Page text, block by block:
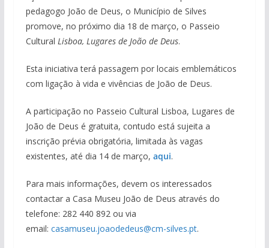
pedagogo João de Deus, o Município de Silves
promove, no próximo dia 18 de março, o Passeio
Cultural Lisboa, Lugares de João de Deus.
Esta iniciativa terá passagem por locais emblemáticos
com ligação à vida e vivências de João de Deus.
A participação no Passeio Cultural Lisboa, Lugares de
João de Deus é gratuita, contudo está sujeita a
inscrição prévia obrigatória, limitada às vagas
existentes, até dia 14 de março, aqui.
Para mais informações, devem os interessados
contactar a Casa Museu João de Deus através do
telefone: 282 440 892 ou via
email: casamuseu.joaodedeus@cm-silves.pt.